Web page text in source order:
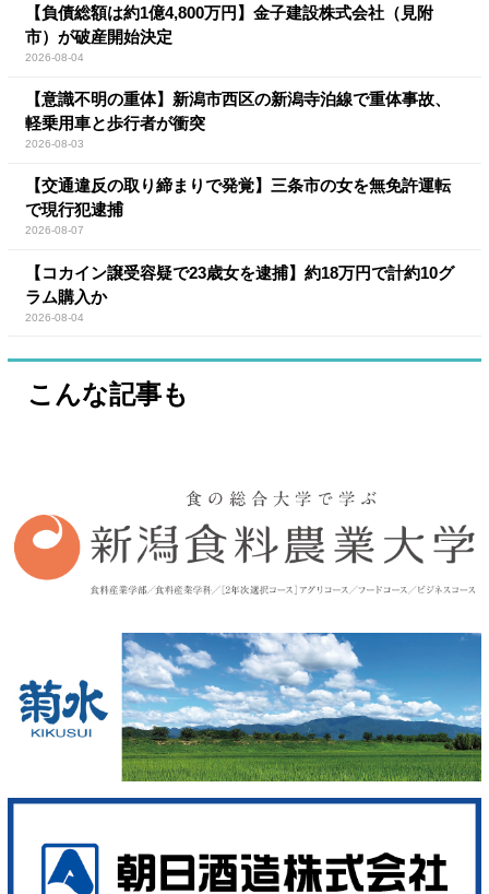
【負債総額は約1億4,800万円】金子建設株式会社（見附
市）が破産開始決定
2026-08-04
【意識不明の重体】新潟市西区の新潟寺泊線で重体事故、
軽乗用車と歩行者が衝突
2026-08-03
【交通違反の取り締まりで発覚】三条市の女を無免許運転
で現行犯逮捕
2026-08-07
【コカイン譲受容疑で23歳女を逮捕】約18万円で計約10グ
ラム購入か
2026-08-04
こんな記事も